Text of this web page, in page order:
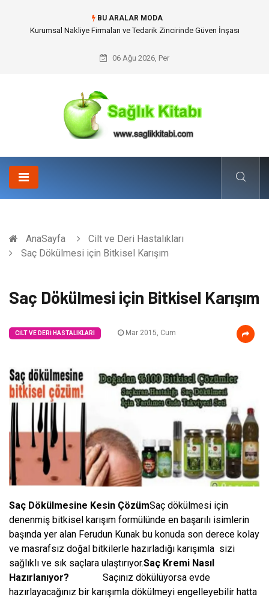
BU ARALAR MODA
Dalaman Kalkan Transfer: Kişiselleştirilmiş Hizmet Ve Uç Nokta Konforu
06 Ağu 2026, Per
AnaSayfa
Cilt ve Deri Hastalıkları
Saç Dökülmesi için Bitkisel Karışım
Saç Dökülmesi için Bitkisel Karışım
CILT VE DERI HASTALIKLARI Mar 2015, Cum
Saç Dökülmesine Kesin ÇözümSaç dökülmesi için
denenmiş bitkisel karışım formülünde en başarılı isimlerin
başında yer alan Ferudun Kunak bu konuda son derece kolay
ve masrafsız doğal bitkilerle hazırladığı karışımla sizi
sağlıklı ve sık saçlara ulaştırıyor.Saç Kremi Nasıl
Hazırlanıyor? Saçınız dökülüyorsa evde
hazırlayacağınız bir karışımla dökülmeyi engelleyebilir hatta